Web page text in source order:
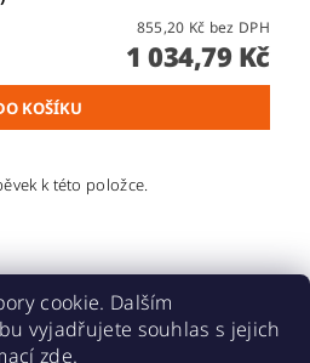
855,20 Kč bez DPH
1 034,79 Kč
k této položce.
cookie. Dalším
vyjadřujete souhlas s jejich
zde.